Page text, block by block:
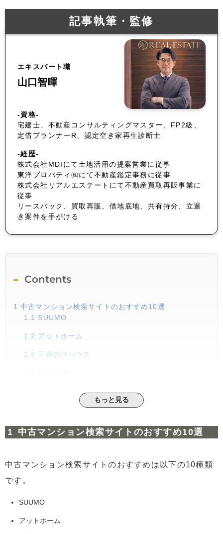
記事執筆・監修
エキスパート職
山口智暉
-資格-
宅建士、不動産コンサルティングマスター、FP2級、
定借プランナーR、認定空き家再生診断士
-経歴-
株式会社MDIにて土地活用の提案営業に従事
東洋プロパティ㈱にて不動産鑑定事務に従事
株式会社リアルエステートにて不動産買取再販事業に
従事
リースバック、買取再販、借地底地、共有持分、立退
き案件を手がける
Contents
1 中古マンション検索サイトのおすすめ10選
1.1
SUUMO
1.2 アットホーム
1.3 三井のリハウス
ピタットハウス
東急リバブル
1.7ニフティ不動産
1.9スマイティ
1.10
中古マンション検索サイトの選び方における3つのポイ
2.1物件数を確認する
もっと見る
中古マンション検索サイトのおすすめ10選
中古マンション検索サイトのおすすめは以下の10種類
です。
SUUMO
アットホーム